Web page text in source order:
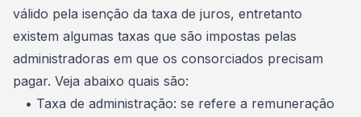
válido pela isenção da taxa de juros, entretanto
existem algumas taxas que são impostas pelas
administradoras em que os consorciados precisam
pagar. Veja abaixo quais são:
• Taxa de administração: se refere a remuneração